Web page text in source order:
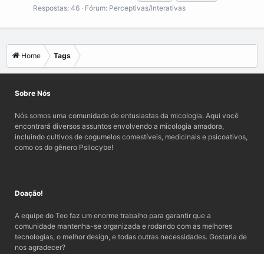
Respostas: 46
Fórum: Perceptivas/Interativas
Home Tags
Sobre Nós
Nós somos uma comunidade de entusiastas da micologia. Aqui você
encontrará diversos assuntos envolvendo a micologia amadora,
incluindo cultivos de cogumelos comestíveis, medicinais e psicoativos,
como os do gênero Psilocybe!
Doação!
A equipe do Teo faz um enorme trabalho para garantir que a
comunidade mantenha-se organizada e rodando com as melhores
tecnologias, o melhor design, e todas outras necessidades. Gostaria de
nos agradecer?